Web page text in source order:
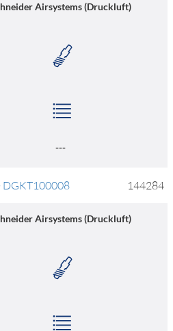
Airsystems (Druckluft)
---
DGKT100008 144284
Airsystems (Druckluft)